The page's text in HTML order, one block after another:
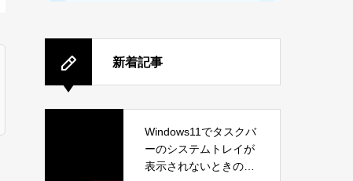
新着記事
Windows11でタスクバ
ーのシステムトレイが
表示されないときの対